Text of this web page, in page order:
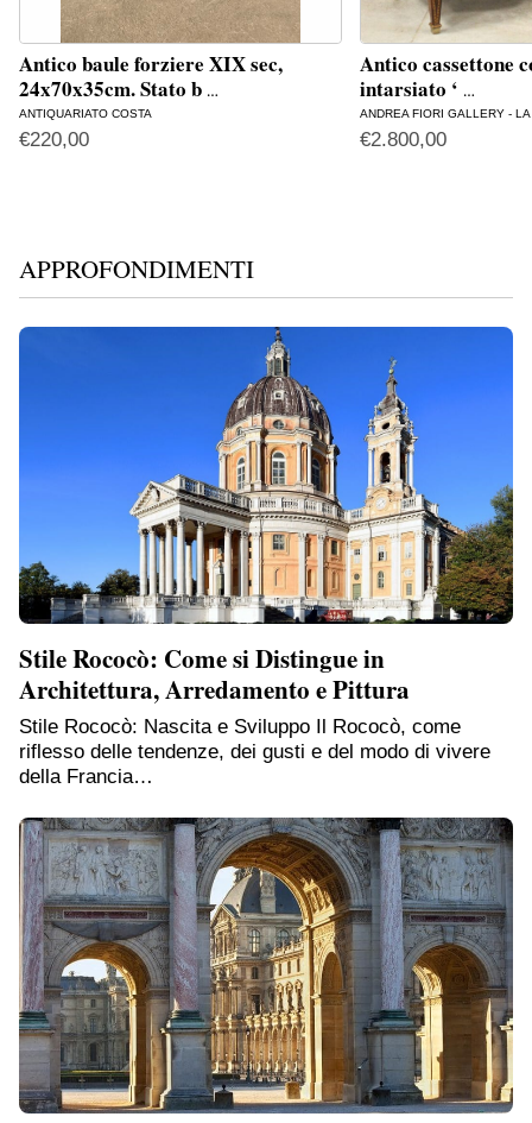
Antico baule forziere XIX sec,
24x70x35cm. Stato b …
ANTIQUARIATO COSTA
€220,00
Antico cassettone
intarsiato ‘ …
ANDREA FIORI GALLERY -
€2.800,00
APPROFONDIMENTI
Stile Rococò: Come si Distingue in
Architettura, Arredamento e Pittura
Stile Rococò: Nascita e Sviluppo Il Rococò, come
riflesso delle tendenze, dei gusti e del modo di vivere
della Francia…